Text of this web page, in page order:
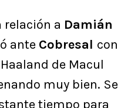
relación a Damián
ante Cobresal con
de Macul
muy bien. Se
tiempo para